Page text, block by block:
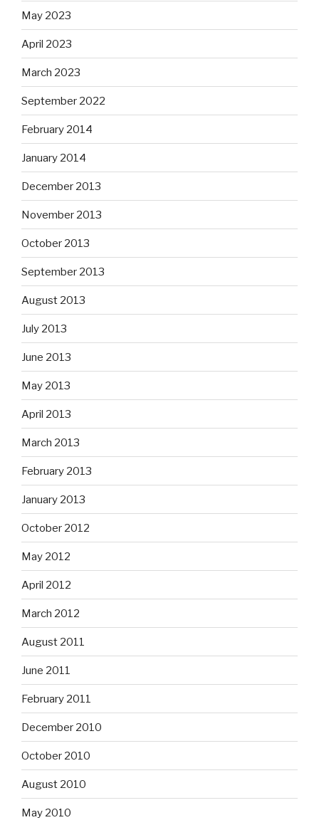
May 2023
April 2023
March 2023
September 2022
February 2014
January 2014
December 2013
November 2013
October 2013
September 2013
August 2013
July 2013
June 2013
May 2013
April 2013
March 2013
February 2013
January 2013
October 2012
May 2012
April 2012
March 2012
August 2011
June 2011
February 2011
December 2010
October 2010
August 2010
May 2010